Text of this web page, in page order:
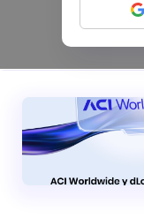
August6